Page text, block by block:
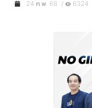
24 ก.พ. 68 / 6324